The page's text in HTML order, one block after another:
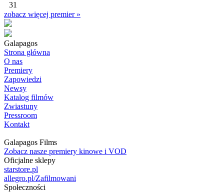
31
zobacz więcej premier »
Galapagos
Strona główna
O nas
Premiery
Zapowiedzi
Newsy
Katalog filmów
Zwiastuny
Pressroom
Kontakt
Galapagos Films
Zobacz nasze premiery kinowe i VOD
Oficjalne sklepy
starstore.pl
allegro.pl/Zafilmowani
Społeczności